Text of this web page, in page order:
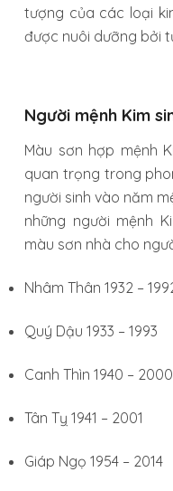
tượng của các loại
được nuôi dưỡng bởi
Người mệnh Kim
Màu sơn hợp mệnh
quan trọng trong
người sinh vào năm
những người mệnh
màu sơn nhà cho
Nhâm Thân 1932 –
Quý Dậu 1933 – 1993
Canh Thìn 1940 – 2000
Tân Tỵ 1941 – 2001
Giáp Ngọ 1954 – 2014